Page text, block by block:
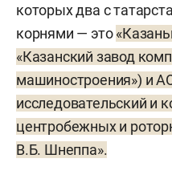
которых два с
корнями — это
«Казанский завод
машиностроения») и
исследовательский и
центробежных и
В.Б. Шнеппа».